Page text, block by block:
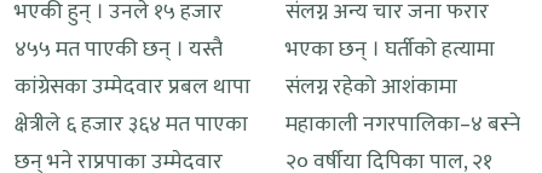
भएकी हुन् । उनले १५ हजार
४५५ मत पाएकी छन् । यस्तै
कांग्रेसका उम्मेदवार प्रबल थापा
क्षेत्रीले ६ हजार ३६४ मत पाएका
छन् भने राप्रपाका उम्मेदवार
संलग्न अन्य चार जना फरार
भएका छन् । घर्तीको हत्यामा
संलग्न रहेको आशंकामा
महाकाली नगरपालिका–४ बस्ने
२० वर्षीया दिपिका पाल, २१